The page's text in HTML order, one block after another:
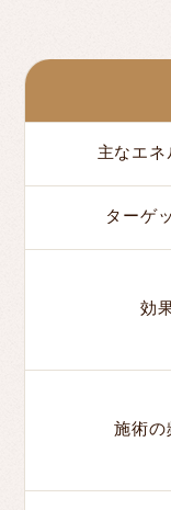
主なエネ
ターゲ
効
施術の